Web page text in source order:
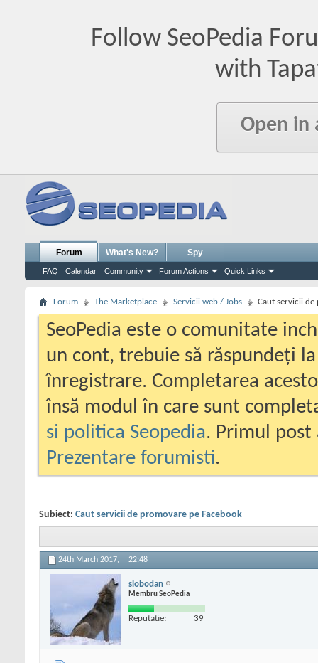
Follow SeoPedia
with
Open in
Forum
FAQ Calendar Community Forum Actions Quick Links
What's New? Spy
Forum The Marketplace Servicii web / Jobs Caut servicii de
SeoPedia este o comunitate
un cont, trebuie să răspundeți
înregistrare. Completarea
însă modul în care sunt
si politica Seopedia. Primul
Prezentare forumisti.
Subiect: Caut servicii de promovare pe Facebook
24th March 2017, 22:48
slobodan
Membru SeoPedia
Reputatie: 39